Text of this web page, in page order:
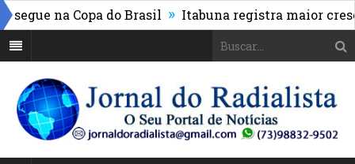
na Copa do Brasil » Itabuna registra maior